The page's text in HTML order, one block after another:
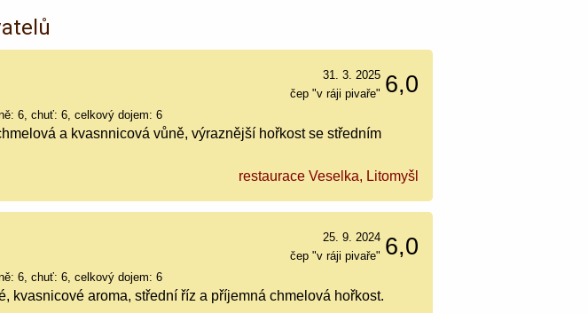
6,0
31. 3. 2025
čep "v ráji pivaře"
6, chuť: 6, celkový dojem: 6
a kvasnnicová vůně, výraznější hořkost se středním
restaurace Veselka, Litomyšl
6,0
25. 9. 2024
čep "v ráji pivaře"
6, chuť: 6, celkový dojem: 6
kvasnicové aroma, střední říz a příjemná chmelová hořkost.